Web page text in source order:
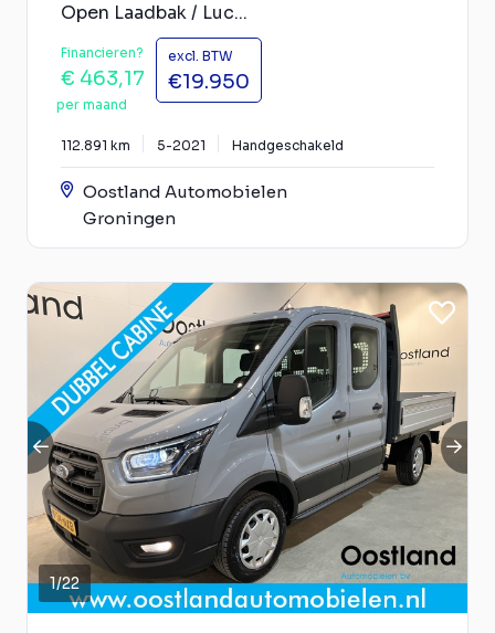
Open Laadbak / Luc...
Financieren?
€ 463,17
per maand
excl. BTW
€19.950
112.891 km 5-2021 Handgeschakeld
Oostland Automobielen
Groningen
1/22